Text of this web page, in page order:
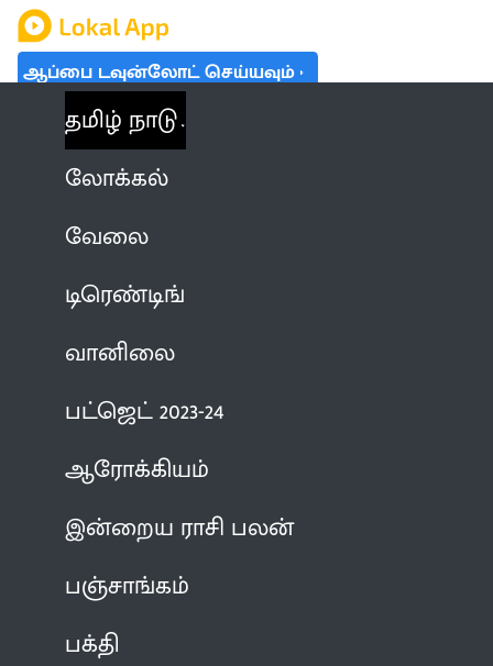
ஆப்பை டவுன்லோட் செய்யவும்
தமிழ் நாடு
லோக்கல்
வேலை
டிரெண்டிங்
வானிலை
பட்ஜெட் 2023-24
ஆரோக்கியம்
இன்றைய ராசி பலன்
பஞ்சாங்கம்
பக்தி